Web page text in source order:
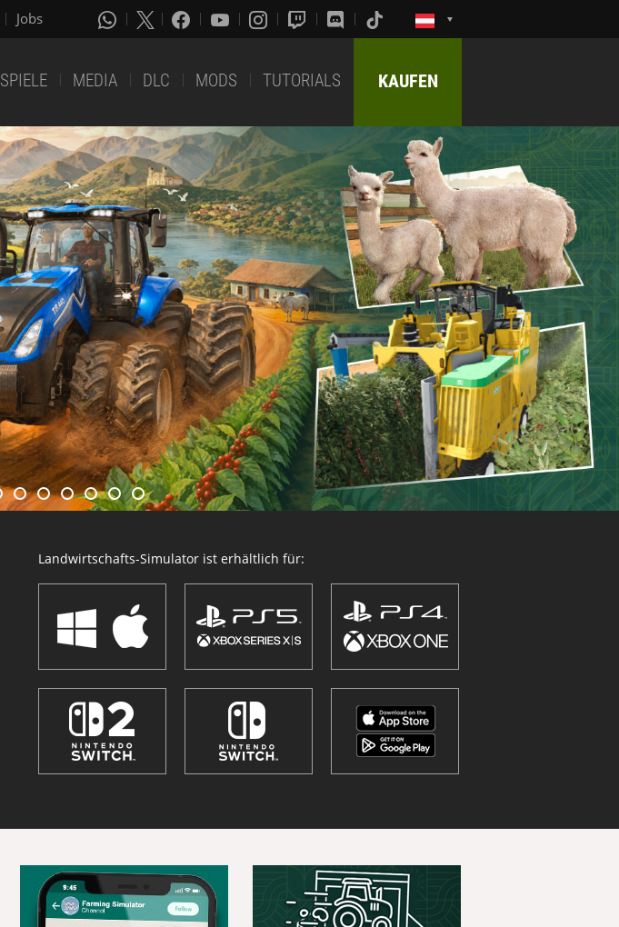
Jobs
SPIELE MEDIA DLC MODS TUTORIALS KAUFEN
Landwirtschafts-Simulator ist erhältlich für: